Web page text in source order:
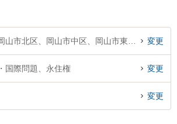
変更
国際問題、永住権 変更
変更